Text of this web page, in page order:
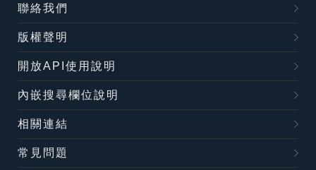
聯絡我們
版權聲明
開放API使用說明
內嵌搜尋欄位說明
相關連結
常見問題